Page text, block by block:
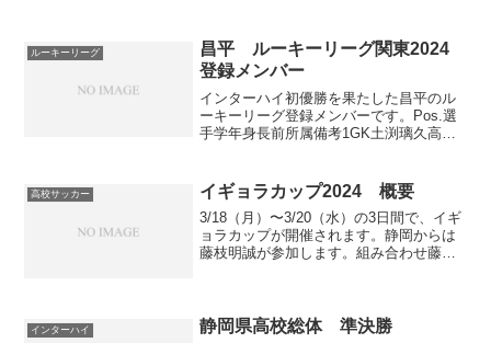
四日市中央工業静岡...
ルーキーリーグ
昌平 ルーキーリーグ関東2024
登録メンバー
インターハイ初優勝を果たした昌平のル
ーキーリーグ登録メンバーです。Pos.選
手学年身長前所属備考1GK土渕璃久高
部瑞希高1180ジェフ千葉U-15...
高校サッカー イギョラカップ2024 概要
3/18（月）〜3/20（水）の3日間で、イギ
ョラカップが開催されます。静岡からは
藤枝明誠が参加します。組み合わせ藤枝
本朝鮮...
インターハイ 静岡県高校総体 準決勝